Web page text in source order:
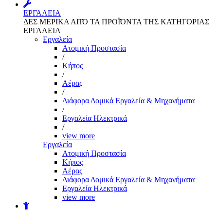
ΕΡΓΑΛΕΙΑ
ΔΕΣ ΜΕΡΙΚΑ ΑΠΌ ΤΑ ΠΡΟΪΌΝΤΑ ΤΗΣ ΚΑΤΗΓΟΡΙΑΣ
ΕΡΓΑΛΕΙΑ
Εργαλεία
Aτομική Προστασία
/
Kήπος
/
Αέρας
/
Διάφορα Δομικά Εργαλεία & Μηχανήματα
/
Εργαλεία Ηλεκτρικά
/
view more
Εργαλεία
Aτομική Προστασία
Kήπος
Αέρας
Διάφορα Δομικά Εργαλεία & Μηχανήματα
Εργαλεία Ηλεκτρικά
view more